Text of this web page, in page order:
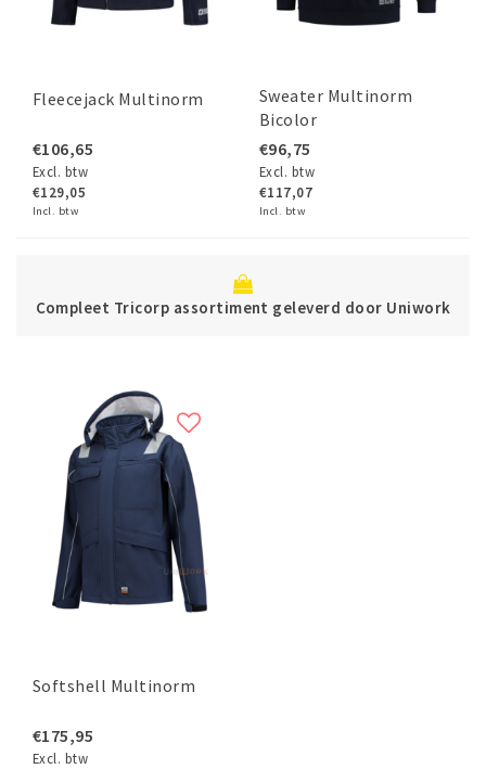
Fleecejack Multinorm
€106,65
Excl. btw
€129,05
Incl. btw
Sweater Multinorm
Bicolor
€96,75
Excl. btw
€117,07
Incl. btw
Tricorp assortiment geleverd door Uniwork
Softshell Multinorm
€175,95
Excl. btw